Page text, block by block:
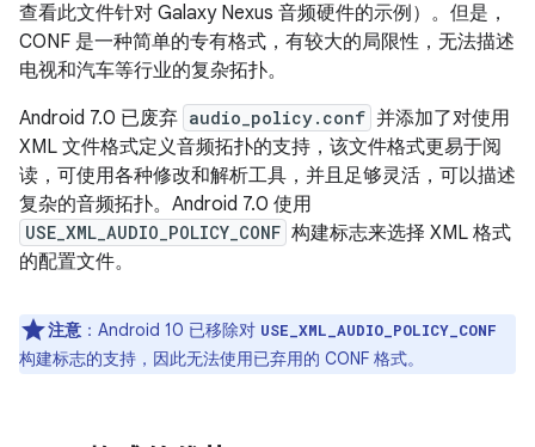
查看此文件针对 Galaxy Nexus 音频硬件的示例）。但是，
CONF 是一种简单的专有格式，有较大的局限性，无法描述
电视和汽车等行业的复杂拓扑。
Android 7.0 已废弃 audio_policy.conf 并添加了对使用
XML 文件格式定义音频拓扑的支持，该文件格式更易于阅
读，可使用各种修改和解析工具，并且足够灵活，可以描述
复杂的音频拓扑。Android 7.0 使用
USE_XML_AUDIO_POLICY_CONF 构建标志来选择 XML 格式
的配置文件。
注意 ：Android 10 已移除对 USE_XML_AUDIO_POLICY_CONF
构建标志的支持，因此无法使用已弃用的 CONF 格式。